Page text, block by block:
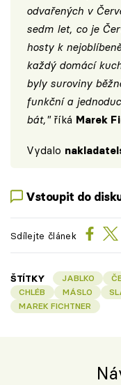
odvařených v
sedm let, co je
hosty k
každý domácí
byly suroviny
funkční a
bát," říká Marek
Vydalo
Vstoupit do
Sdílejte článek
ŠTÍTKY JABLKO
CHLÉB
MÁSLO
MAREK FICHTNER